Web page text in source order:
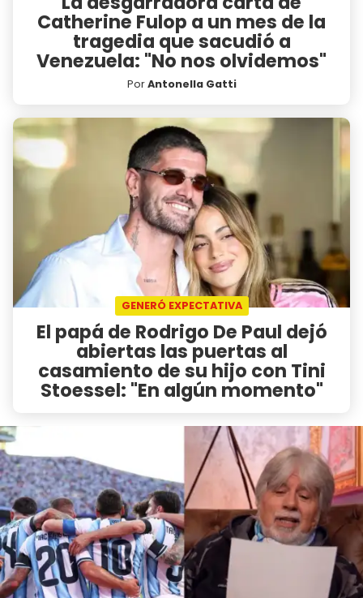
Catherine Fulop a un mes de la
tragedia que sacudió a
Venezuela: "No nos olvidemos"
PorAntonella Gatti
GENERÓ EXPECTATIVA
El papá de Rodrigo De Paul dejó
abiertas las puertas al
casamiento de su hijo con Tini
Stoessel: "En algún momento"